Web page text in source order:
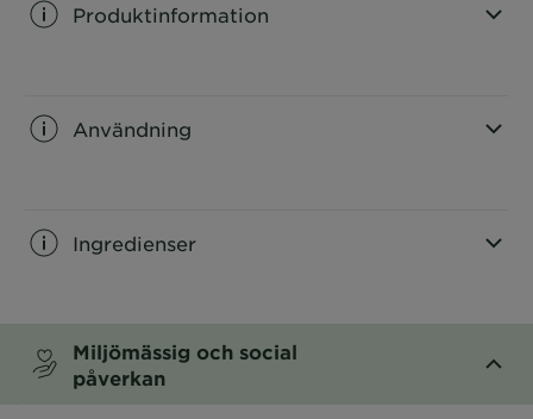
Produktinformation
Användning
Ingredienser
Miljömässig och social
påverkan